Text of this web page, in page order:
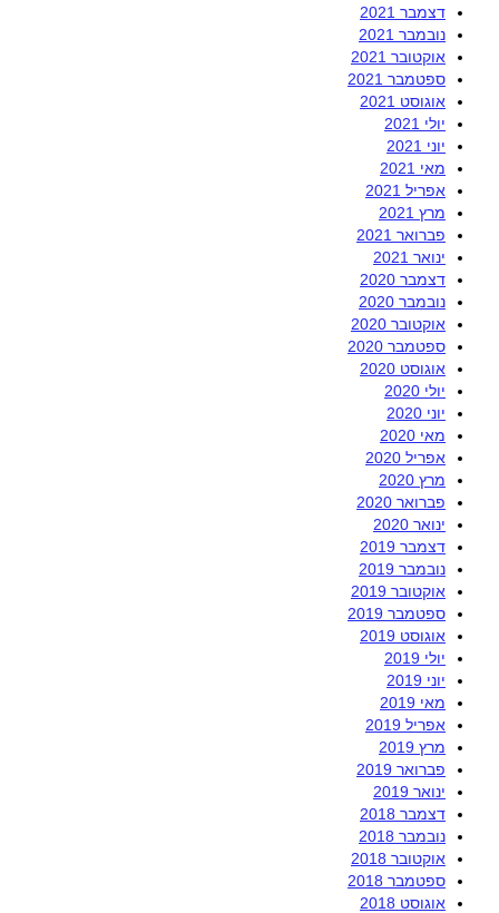
דצמבר 2021
נובמבר 2021
אוקטובר 2021
ספטמבר 2021
אוגוסט 2021
יולי 2021
יוני 2021
מאי 2021
אפריל 2021
מרץ 2021
פברואר 2021
ינואר 2021
דצמבר 2020
נובמבר 2020
אוקטובר 2020
ספטמבר 2020
אוגוסט 2020
יולי 2020
יוני 2020
מאי 2020
אפריל 2020
מרץ 2020
פברואר 2020
ינואר 2020
דצמבר 2019
נובמבר 2019
אוקטובר 2019
ספטמבר 2019
אוגוסט 2019
יולי 2019
יוני 2019
מאי 2019
אפריל 2019
מרץ 2019
פברואר 2019
ינואר 2019
דצמבר 2018
נובמבר 2018
אוקטובר 2018
ספטמבר 2018
אוגוסט 2018